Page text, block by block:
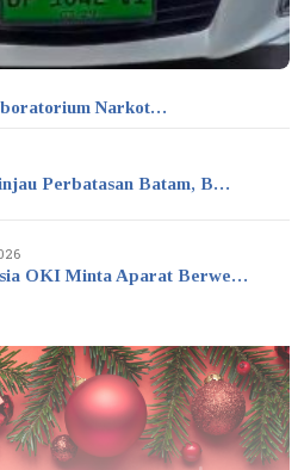
Narkot…
Perbatasan Batam, B…
OKI Minta Aparat Berwe…